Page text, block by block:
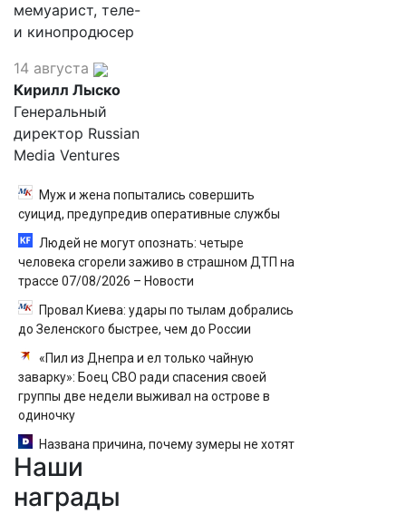
мемуарист, теле-
и кинопродюсер
14 августа
Кирилл Лыско
Генеральный
директор Russian
Media Ventures
Муж и жена попытались совершить
суицид, предупредив оперативные службы
Людей не могут опознать: четыре
человека сгорели заживо в страшном ДТП на
трассе 07/08/2026 – Новости
Провал Киева: удары по тылам добрались
до Зеленского быстрее, чем до России
«Пил из Днепра и ел только чайную
заварку»: Боец СВО ради спасения своей
группы две недели выживал на острове в
одиночку
Названа причина, почему зумеры не хотят
работать
Наши
награды